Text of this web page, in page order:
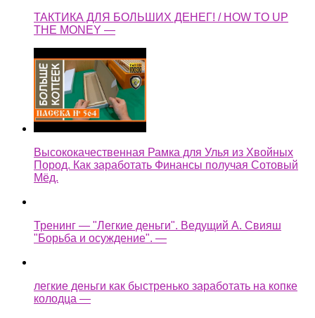
ТАКТИКА ДЛЯ БОЛЬШИХ ДЕНЕГ! / HOW TO UP
THE MONEY —
Высококачественная Рамка для Улья из Хвойных
Пород. Как заработать Финансы получая Сотовый
Мёд.
Тренинг — "Легкие деньги". Ведущий А. Свияш
"Борьба и осуждение". —
легкие деньги как быстренько заработать на копке
колодца —